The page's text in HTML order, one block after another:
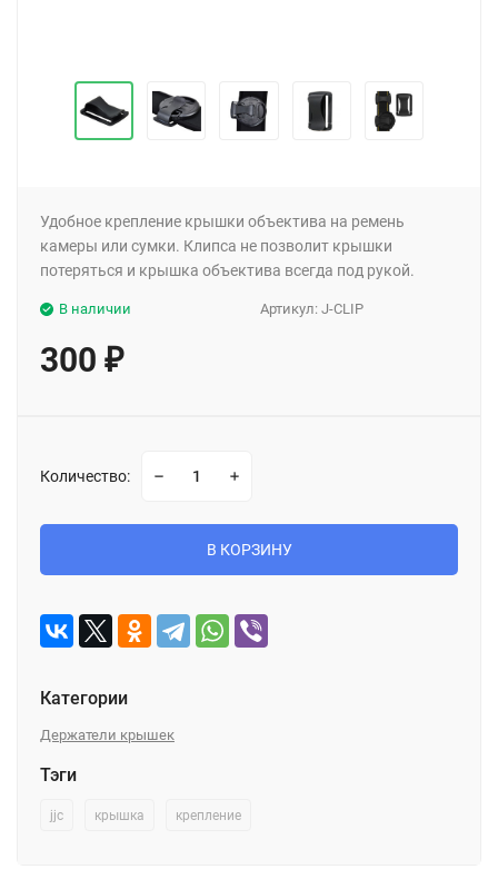
Удобное крепление крышки объектива на ремень
камеры или сумки. Клипса не позволит крышки
потеряться и крышка объектива всегда под рукой.
Артикул: J-CLIP
В наличии
300 ₽
Количество:
В КОРЗИНУ
Категории
Держатели крышек
Тэги
jjc крышка крепление